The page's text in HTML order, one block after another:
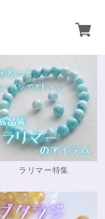
ラリマー特集